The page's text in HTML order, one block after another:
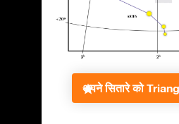
अपने सितारे को